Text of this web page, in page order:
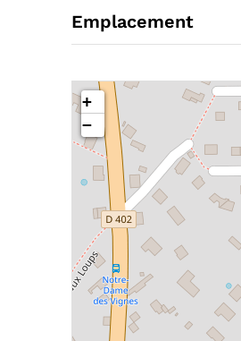
Emplacement
+
−